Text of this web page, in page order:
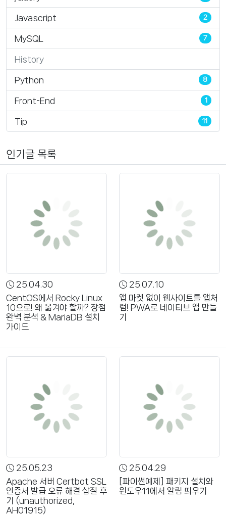
Javascript 2
MySQL 7
History
Python 8
Front-End 1
Tip 11
인기글 목록
25.04.30
CentOS에서 Rocky Linux
10으로! 왜 옮겨야 할까? 장점
완벽 분석 & MariaDB 설치
가이드
25.07.10
앱 마켓 없이 웹사이트를 앱처
럼! PWA로 네이티브 앱 만들
기
25.05.23
Apache 서버 Certbot SSL
인증서 발급 오류 해결 삽질 후
기 (unauthorized,
AH01915)
25.04.29
[파이썬예제] 패키지 설치와
윈도우11에서 알림 띄우기